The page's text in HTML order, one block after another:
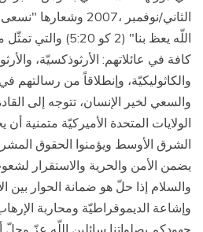
الثاني/نوفمبر ،2007
اللّه يعظ بنا" (2 كو
كافة في عائلاتهم: الأرثوذكسيّة،
والكاثوليكيّة، وإنطلاقاً من رسالتهم
والسعي لخير الإنسان، تتوجه إلى
الولايات المتحدة الأميركيّة متمنية
الشرق الأوسط ويؤمنوا الحقوق
يضمن الأمن والحرية والاستقرار
والسلام إذا حلّ هو ضمانة الحوار بين
وإشاعة الديموقراطيّة ومحاربة
جهودكم بصلواتنا سائلين اللّه عزّ